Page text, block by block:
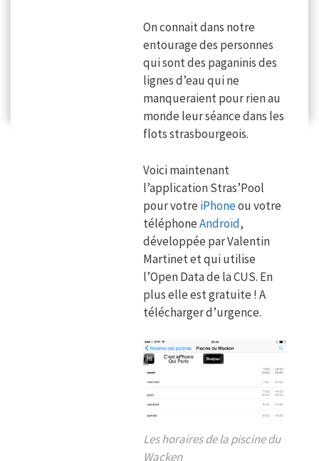
On connait dans notre
entourage des personnes
qui sont des paganinis des
lignes d’eau qui ne
manqueraient pour rien au
monde leur séance dans les
flots strasbourgeois.
Voici maintenant
l’application Stras’Pool
pour votre iPhoneou votre
téléphoneAndroïd,
développée par Valentin
Martinet et qui utilise
l’Open Data de la CUS. En
plus elle est gratuite ! A
télécharger d’urgence.
Les horaires de la piscine du
Wacken